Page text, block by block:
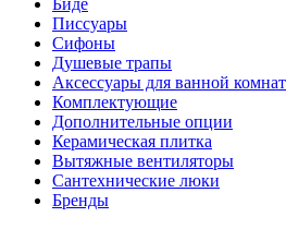
Биде
Писсуары
Сифоны
Душевые трапы
Аксессуары для ванной
Комплектующие
Дополнительные опции
Керамическая плитка
Вытяжные вентиляторы
Сантехнические люки
Бренды